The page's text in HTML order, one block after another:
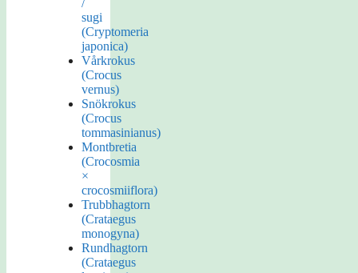
/
sugi
(Cryptomeria
japonica)
Vårkrokus
(Crocus
vernus)
Snökrokus
(Crocus
tommasinianus)
Montbretia
(Crocosmia
×
crocosmiiflora)
Trubbhagtorn
(Crataegus
monogyna)
Rundhagtorn
(Crataegus